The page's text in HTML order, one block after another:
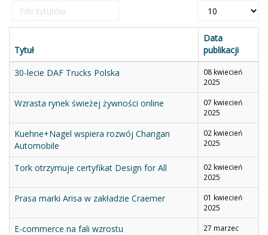
Filtr
tytułów
Pokaż
Tytuł
Data
publikacji
30-lecie DAF Trucks Polska
08 kwiecień
2025
Wzrasta rynek świeżej żywności online
07 kwiecień
2025
Kuehne+Nagel wspiera rozwój Changan
Automobile
02 kwiecień
2025
Tork otrzymuje certyfikat Design for All
02 kwiecień
2025
Prasa marki Arisa w zakładzie Craemer
01 kwiecień
2025
E-commerce na fali wzrostu
27 marzec